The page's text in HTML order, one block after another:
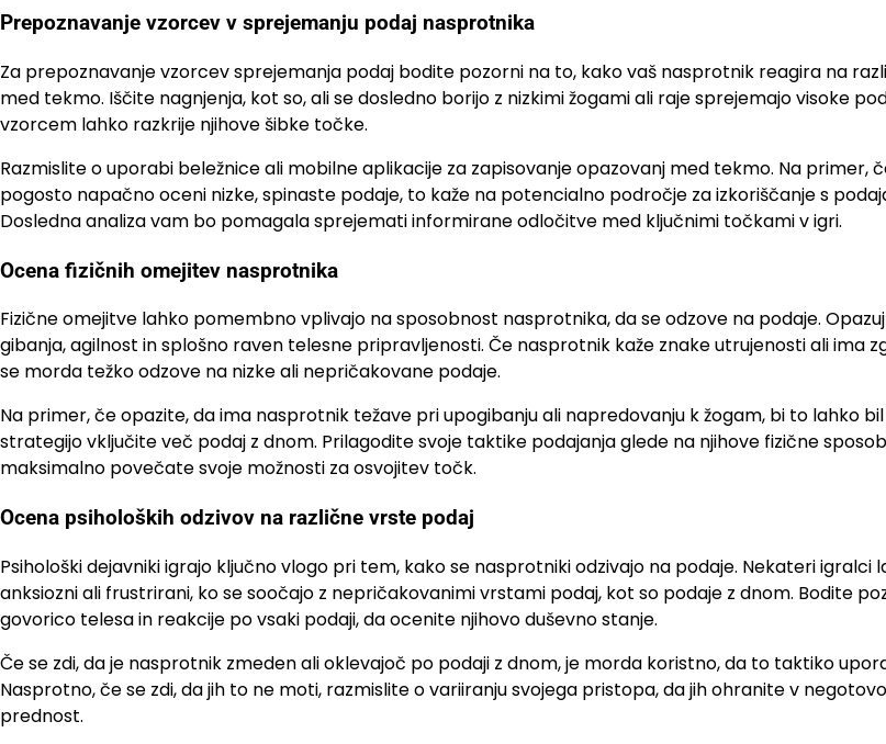
Prepoznavanje vzorcev v sprejemanju podaj nasprotnika
Za prepoznavanje vzorcev sprejemanja podaj bodite pozorni na to, kako vaš nasprotnik reagira na
med tekmo. Iščite nagnjenja, kot so, ali se dosledno borijo z nizkimi žogami ali raje sprejemajo visoke
vzorcem lahko razkrije njihove šibke točke.
Razmislite o uporabi beležnice ali mobilne aplikacije za zapisovanje opazovanj med tekmo. Na primer,
pogosto napačno oceni nizke, spinaste podaje, to kaže na potencialno področje za izkoriščanje s
Dosledna analiza vam bo pomagala sprejemati informirane odločitve med ključnimi točkami v igri.
Ocena fizičnih omejitev nasprotnika
Fizične omejitve lahko pomembno vplivajo na sposobnost nasprotnika, da se odzove na podaje.
gibanja, agilnost in splošno raven telesne pripravljenosti. Če nasprotnik kaže znake utrujenosti ali ima
se morda težko odzove na nizke ali nepričakovane podaje.
Na primer, če opazite, da ima nasprotnik težave pri upogibanju ali napredovanju k žogam, bi to lahko bil
strategijo vključite več podaj z dnom. Prilagodite svoje taktike podajanja glede na njihove fizične
maksimalno povečate svoje možnosti za osvojitev točk.
Ocena psiholoških odzivov na različne vrste podaj
Psihološki dejavniki igrajo ključno vlogo pri tem, kako se nasprotniki odzivajo na podaje. Nekateri igralci
anksiozni ali frustrirani, ko se soočajo z nepričakovanimi vrstami podaj, kot so podaje z dnom. Bodite
govorico telesa in reakcije po vsaki podaji, da ocenite njihovo duševno stanje.
Če se zdi, da je nasprotnik zmeden ali oklevajoč po podaji z dnom, je morda koristno, da to taktiko
Nasprotno, če se zdi, da jih to ne moti, razmislite o variiranju svojega pristopa, da jih ohranite v
prednost.